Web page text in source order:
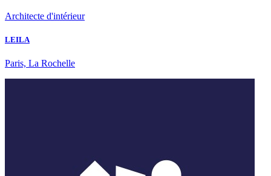
Architecte d'intérieur
LEILA
Paris, La Rochelle